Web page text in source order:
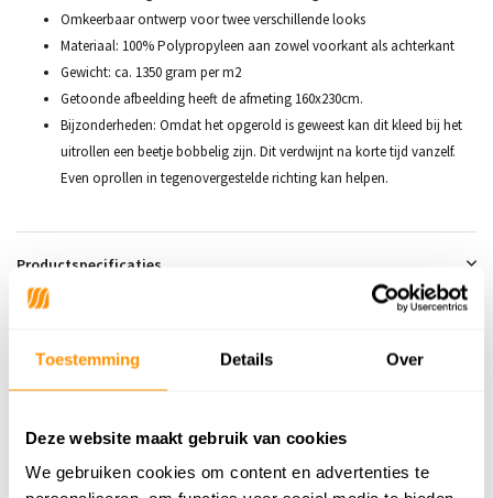
Toestemming Details Over
Deze website maakt gebruik van cookies
We gebruiken cookies om content en advertenties te
Adviesprijs79,95
54,95 31% Je bespaart 25 euro
Buy now, pay later
Omkeerbaar ontwerp voor twee verschillende looks
Materiaal: 100% Polypropyleen aan zowel voorkant als achterkant
Gewicht: ca. 1350 gram per m2
Getoonde afbeelding heeft de afmeting 160x230cm.
Bijzonderheden: Omdat het opgerold is geweest kan dit kleed bij het
uitrollen een beetje bobbelig zijn. Dit verdwijnt na korte tijd vanzelf.
Even oprollen in tegenovergestelde richting kan helpen.
Productspecificaties